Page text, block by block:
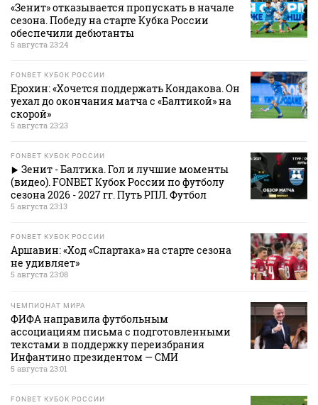
«Зенит» отказывается пропускать в начале
сезона. Победу на старте Кубка России
обеспечили дебютанты
5 августа 23:24
FONBET КУБОК РОССИИ
Ерохин: «Хочется поддержать Кондакова. Он
уехал до окончания матча с «Балтикой» на
скорой»
5 августа 23:23
FONBET КУБОК РОССИИ
Зенит - Балтика. Гол и лучшие моменты
(видео). FONBET Кубок России по футболу
сезона 2026 - 2027 гг. Путь РПЛ. Футбол
5 августа 23:13
FONBET КУБОК РОССИИ
Аршавин: «Ход «Спартака» на старте сезона
не удивляет»
5 августа 23:08
ЧЕМПИОНАТ МИРА
ФИФА направила футбольным
ассоциациям письма с подготовленными
текстами в поддержку переизбрания
Инфантино президентом — СМИ
5 августа 23:01
FONBET КУБОК РОССИИ